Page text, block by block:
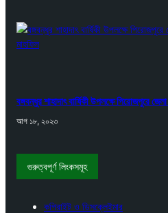
বঙ্গবন্ধুর শাহাদাৎ বার্ষিকী উপলক্ষে পিরোজপুরে
আগ ১৮, ২০২৩
গুরুত্বপূর্ণ লিংকসমূহ
কপিরাইট ও ডিসক্লেইমার